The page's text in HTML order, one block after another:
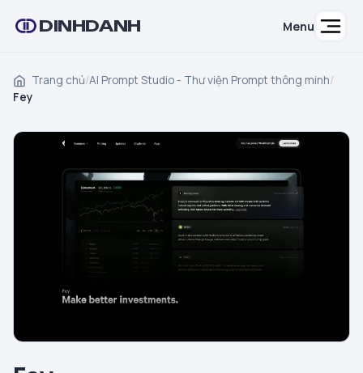
DINHDANH Menu
Trang chủ/AI Prompt Studio - Thư viện Prompt thông minh/
Fey